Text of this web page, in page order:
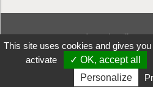
MDPH37 - 38 rue Edouard Vaillant
1 - tél : 02 47 75 26 66
Mentions
Politique de
confidentialité
Plan
site
This site uses cookies and gives
activate
✓ OK, accept all
Personalize